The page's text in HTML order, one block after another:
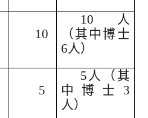
10
10人
（其中博士
6人）
5
5人（其
中博士3
人）